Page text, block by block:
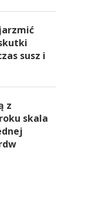
susz i
z
skala